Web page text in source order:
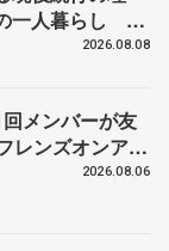
一人暮らし 注
迫る
2026.08.08
メンバーが友
ンズオンアイ
川梨絵さん、
2026.08.06